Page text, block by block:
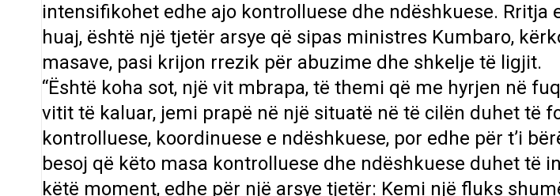
intensifikohet edhe ajo kontrolluese dhe ndëshkuese. Rritja
huaj, është një tjetër arsye që sipas ministres Kumbaro,
masave, pasi krijon rrezik për abuzime dhe shkelje të ligjit.
“Është koha sot, një vit mbrapa, të themi që me hyrjen në
vitit të kaluar, jemi prapë në një situatë në të cilën duhet të
kontrolluese, koordinuese e ndëshkuese, por edhe për t’i
besoj që këto masa kontrolluese dhe ndëshkuese duhet të
këtë moment, edhe për një arsye tjetër: Kemi një fluks